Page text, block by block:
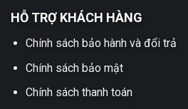
HỖ TRỢ KHÁCH HÀNG
Chính sách bảo hành và đổi trả
Chính sách bảo mật
Chính sách thanh toán